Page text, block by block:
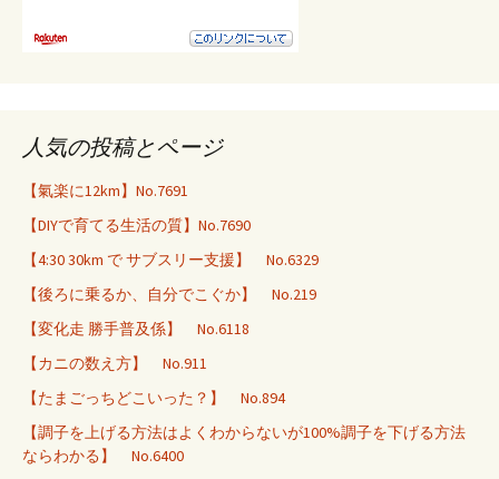
人気の投稿とページ
【氣楽に12km】No.7691
【DIYで育てる生活の質】No.7690
【4:30 30km で サブスリー支援】 No.6329
【後ろに乗るか、自分でこぐか】 No.219
【変化走 勝手普及係】 No.6118
【カニの数え方】 No.911
【たまごっちどこいった？】 No.894
【調子を上げる方法はよくわからないが100%調子を下げる方法
ならわかる】 No.6400